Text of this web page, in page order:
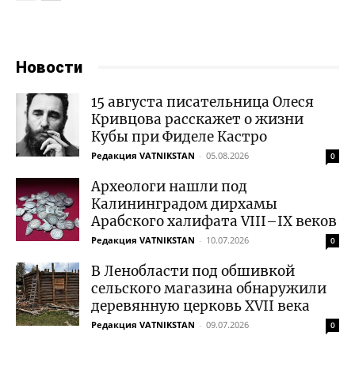
Новости
15 августа писательница Олеся
Кривцова расскажет о жизни
Кубы при Фиделе Кастро
Редакция VATNIKSTAN - 05.08.2026 0
Археологи нашли под
Калининградом дирхамы
Арабского халифата VIII–IX веков
Редакция VATNIKSTAN - 10.07.2026 0
В Ленобласти под обшивкой
сельского магазина обнаружили
деревянную церковь XVII века
Редакция VATNIKSTAN - 09.07.2026 0